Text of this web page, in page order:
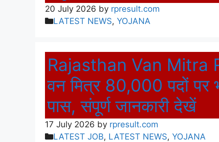
20 July 2026 by rpresult.com
Categories
LATEST NEWS, YOJANA
Rajasthan Van Mitra
वन मित्र 80,000 पदों पर
पास, संपूर्ण जानकारी देखें
17 July 2026 by rpresult.com
Categories
LATEST JOB, LATEST NEWS, YOJANA